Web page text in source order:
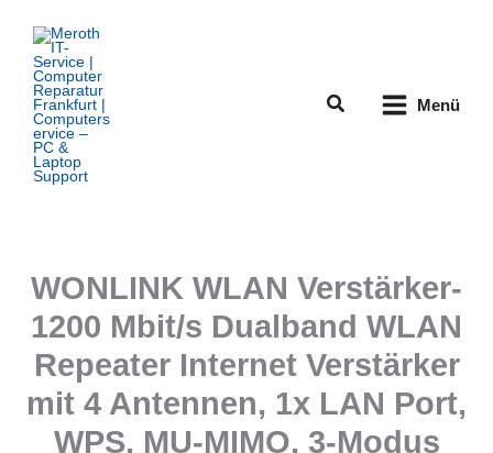
Inhalt
springen
Suchen Menü
WONLINK WLAN Verstärker-
1200 Mbit/s Dualband WLAN
Repeater Internet Verstärker
mit 4 Antennen, 1x LAN Port,
WPS, MU-MIMO, 3-Modus